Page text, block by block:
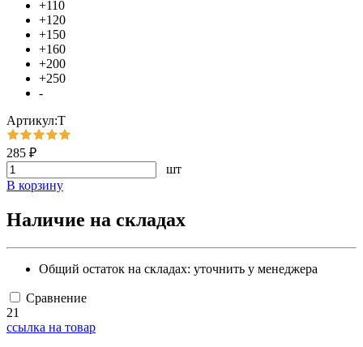
+110
+120
+150
+160
+200
+250
-
Артикул:Т
285 ₽
шт
В корзину
Наличие на складах
Общий остаток на складах: уточнить у менеджера
Сравнение
21
ссылка на товар